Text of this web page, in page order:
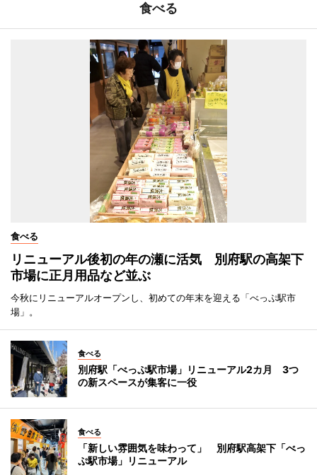
食べる
食べる
リニューアル後初の年の瀬に活気 別府駅の高架下
市場に正月用品など並ぶ
今秋にリニューアルオープンし、初めての年末を迎える「べっぷ駅市
場」。
食べる
別府駅「べっぷ駅市場」リニューアル2カ月 3つ
の新スペースが集客に一役
食べる
「新しい雰囲気を味わって」 別府駅高架下「べっ
ぷ駅市場」リニューアル